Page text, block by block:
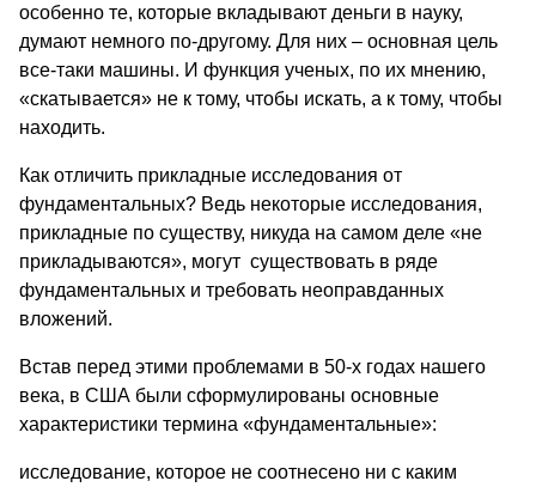
особенно те, которые вкладывают деньги в науку,
думают немного по-другому. Для них – основная цель
все-таки машины. И функция ученых, по их мнению,
«скатывается» не к тому, чтобы искать, а к тому, чтобы
находить.
Как отличить прикладные исследования от
фундаментальных? Ведь некоторые исследования,
прикладные по существу, никуда на самом деле «не
прикладываются», могут существовать в ряде
фундаментальных и требовать неоправданных
вложений.
Встав перед этими проблемами в 50-х годах нашего
века, в США были сформулированы основные
характеристики термина «фундаментальные»:
исследование, которое не соотнесено ни с каким